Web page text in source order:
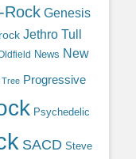
Rock Genesis
Jethro Tull
News New
Tree Progressive
Psychedelic
SACD Steve